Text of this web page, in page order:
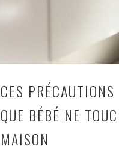
CES
QUE BÉBÉ NE
MAISON